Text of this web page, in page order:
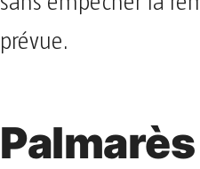
prévue.